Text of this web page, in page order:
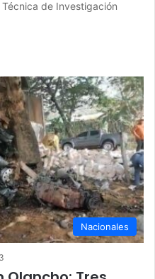
de Investigación
Nacionales